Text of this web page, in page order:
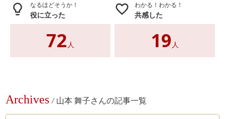
lightbulb_outline なるほどそうか！
役に立った
72 人
favorite_border わかる！わかる！
共感した
19 人
Archives / 山本 舞子さんの記事一覧